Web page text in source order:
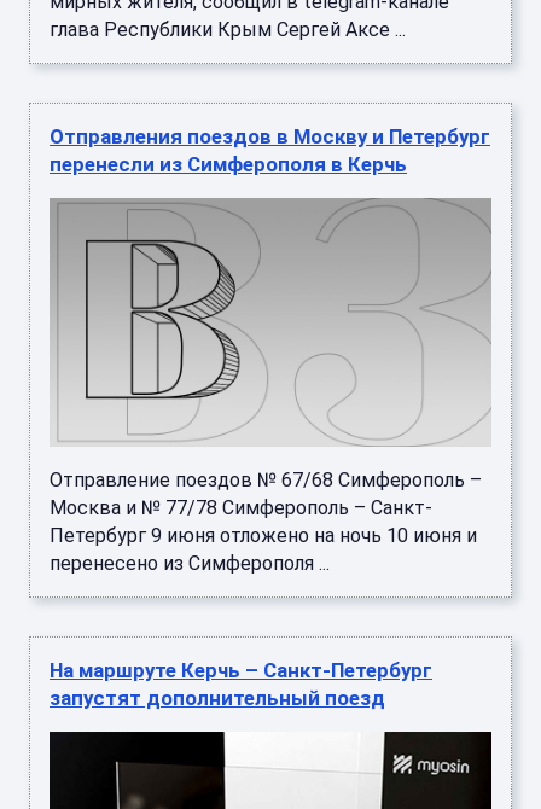
глава Республики Крым Сергей Аксе ...
Отправления поездов в Москву и Петербург
перенесли из Симферополя в Керчь
Отправление поездов № 67/68 Симферополь –
Москва и № 77/78 Симферополь – Санкт-
Петербург 9 июня отложено на ночь 10 июня и
перенесено из Симферополя ...
На маршруте Керчь – Санкт-Петербург
запустят дополнительный поезд